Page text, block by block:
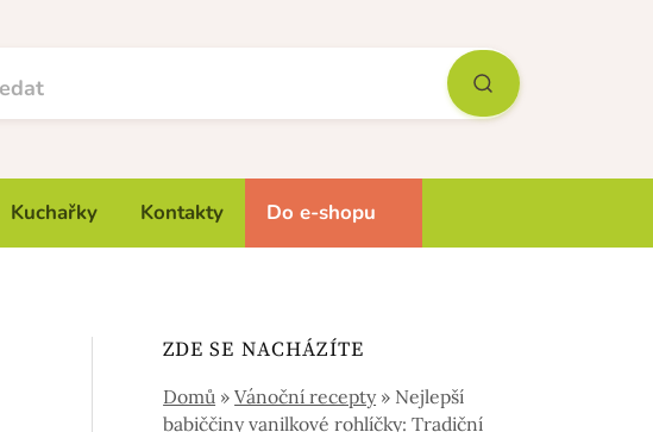
Kuchařky Kontakty Do e-shopu
ZDE SE NACHÁZÍTE
Domů »Vánoční recepty » Nejlepší
babiččiny vanilkové rohlíčky: Tradiční